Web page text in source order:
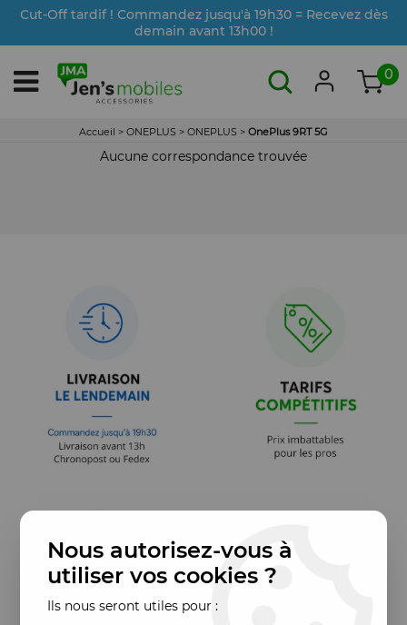
Cut-Off tardif ! Commandez jusqu'à 19h30 = Recevez dès
demain avant 13h00 !
0
Accueil > ONEPLUS > ONEPLUS > OnePlus 9RT 5G
Aucune correspondance trouvée
Nous autorisez-vous à
utiliser vos cookies ?
Ils nous seront utiles pour :